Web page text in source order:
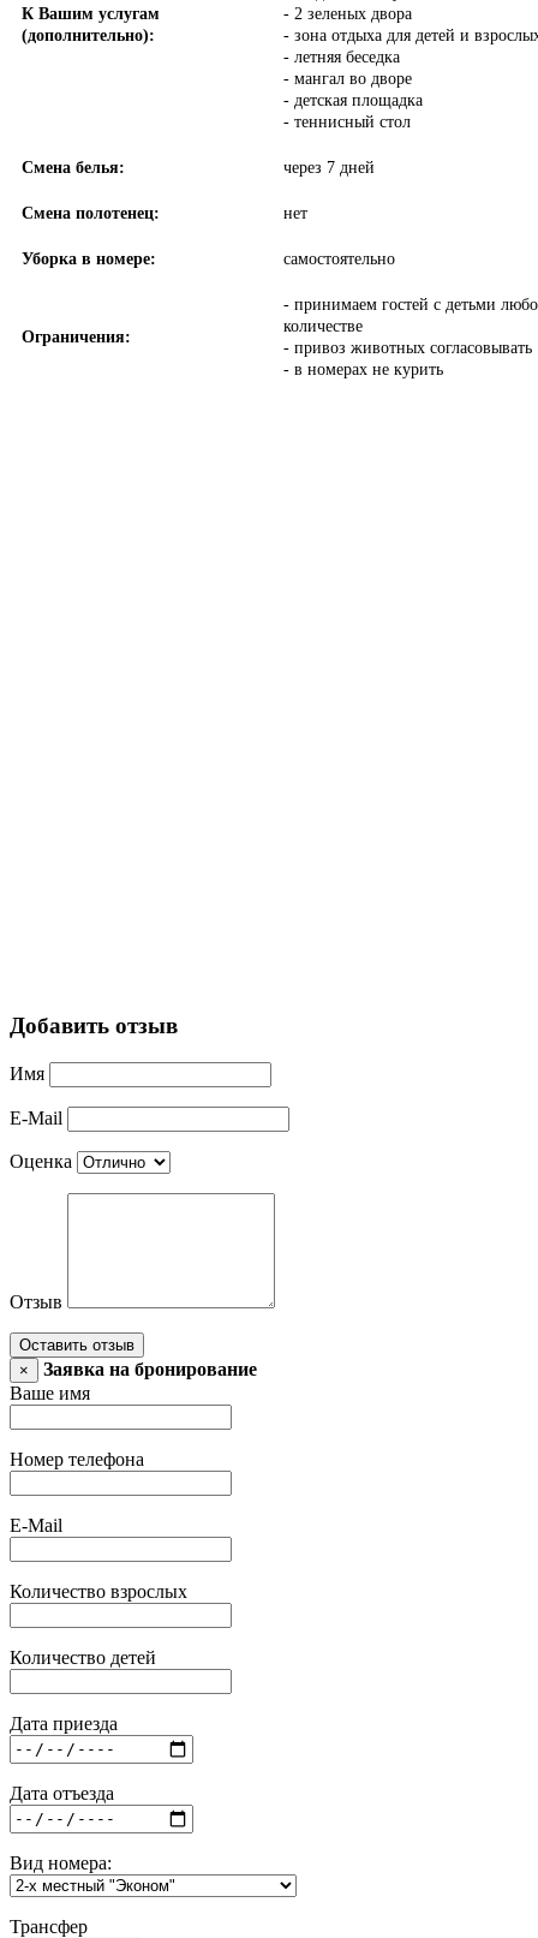
К Вашим услугам
(дополнительно):
- 2 зеленых двора
- зона отдыха для детей и
- летняя беседка
- мангал во дворе
- детская площадка
- теннисный стол
Смена белья: через 7 дней
Смена полотенец: нет
Уборка в номере: самостоятельно
Ограничения:
- принимаем гостей с детьми
количестве
- привоз животных согласовывать
- в номерах не курить
Добавить отзыв
Имя
E-Mail
Оценка
Отзыв
Оставить отзыв
×
Заявка на бронирование
Ваше имя
Номер телефона
E-Mail
Количество взрослых
Количество детей
Дата приезда
Дата отъезда
Вид номера:
Трансфер